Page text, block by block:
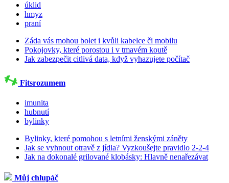
úklid
hmyz
praní
Záda vás mohou bolet i kvůli kabelce či mobilu
Pokojovky, které porostou i v tmavém koutě
Jak zabezpečit citlivá data, když vyhazujete počítač
Fitsrozumem
imunita
hubnutí
bylinky
Bylinky, které pomohou s letními ženskými záněty
Jak se vyhnout otravě z jídla? Vyzkoušejte pravidlo 2-2-4
Jak na dokonalé grilované klobásky: Hlavně nenařezávat
Můj chlupáč